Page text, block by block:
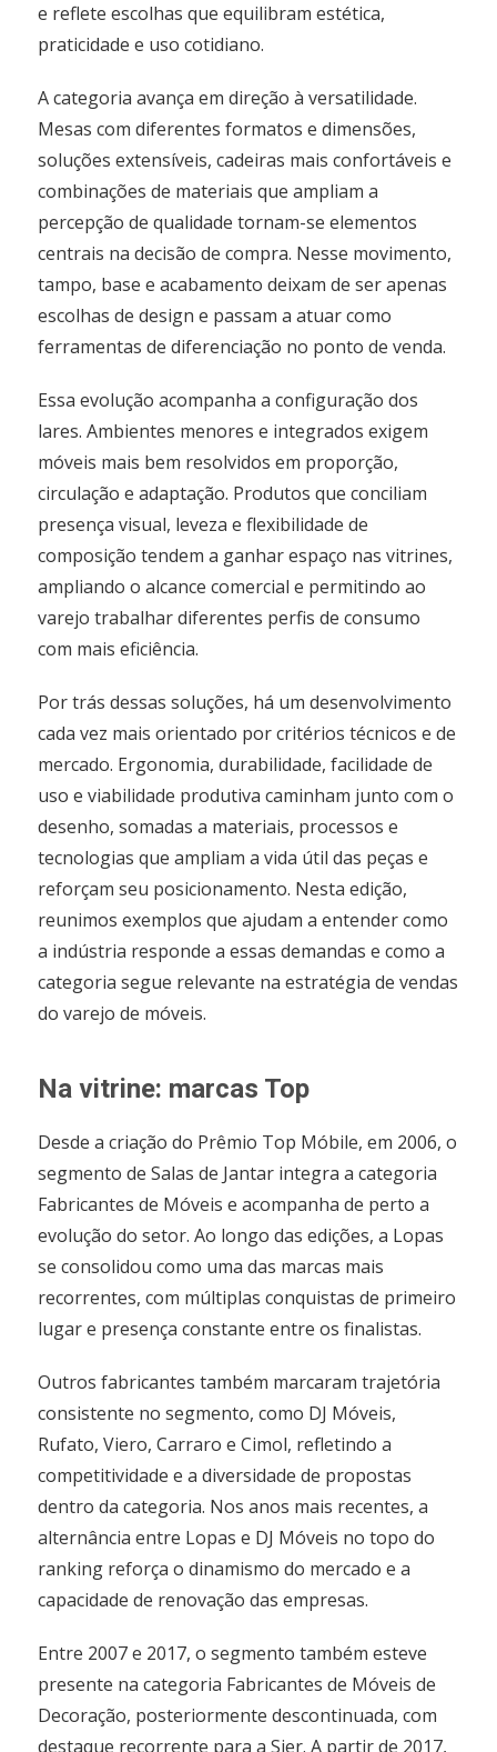
e reflete escolhas que equilibram estética,
praticidade e uso cotidiano.
A categoria avança em direção à versatilidade.
Mesas com diferentes formatos e dimensões,
soluções extensíveis, cadeiras mais confortáveis e
combinações de materiais que ampliam a
percepção de qualidade tornam-se elementos
centrais na decisão de compra. Nesse movimento,
tampo, base e acabamento deixam de ser apenas
escolhas de design e passam a atuar como
ferramentas de diferenciação no ponto de venda.
Essa evolução acompanha a configuração dos
lares. Ambientes menores e integrados exigem
móveis mais bem resolvidos em proporção,
circulação e adaptação. Produtos que conciliam
presença visual, leveza e flexibilidade de
composição tendem a ganhar espaço nas vitrines,
ampliando o alcance comercial e permitindo ao
varejo trabalhar diferentes perfis de consumo
com mais eficiência.
Por trás dessas soluções, há um desenvolvimento
cada vez mais orientado por critérios técnicos e de
mercado. Ergonomia, durabilidade, facilidade de
uso e viabilidade produtiva caminham junto com o
desenho, somadas a materiais, processos e
tecnologias que ampliam a vida útil das peças e
reforçam seu posicionamento. Nesta edição,
reunimos exemplos que ajudam a entender como
a indústria responde a essas demandas e como a
categoria segue relevante na estratégia de vendas
do varejo de móveis.
Na vitrine: marcas Top
Desde a criação do Prêmio Top Móbile, em 2006, o
segmento de Salas de Jantar integra a categoria
Fabricantes de Móveis e acompanha de perto a
evolução do setor. Ao longo das edições, a Lopas
se consolidou como uma das marcas mais
recorrentes, com múltiplas conquistas de primeiro
lugar e presença constante entre os finalistas.
Outros fabricantes também marcaram trajetória
consistente no segmento, como DJ Móveis,
Rufato, Viero, Carraro e Cimol, refletindo a
competitividade e a diversidade de propostas
dentro da categoria. Nos anos mais recentes, a
alternância entre Lopas e DJ Móveis no topo do
ranking reforça o dinamismo do mercado e a
capacidade de renovação das empresas.
Entre 2007 e 2017, o segmento também esteve
presente na categoria Fabricantes de Móveis de
Decoração, posteriormente descontinuada, com
destaque recorrente para a Sier. A partir de 2017,